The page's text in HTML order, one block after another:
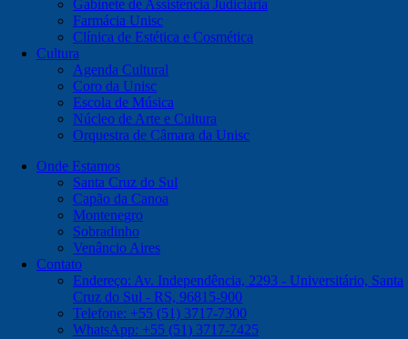
Gabinete de Assistência Judiciária
Farmácia Unisc
Clínica de Estética e Cosmética
Cultura
Agenda Cultural
Coro da Unisc
Escola de Música
Núcleo de Arte e Cultura
Orquestra de Câmara da Unisc
Onde Estamos
Santa Cruz do Sul
Capão da Canoa
Montenegro
Sobradinho
Venâncio Aires
Contato
Endereço: Av. Independência, 2293 - Universitário, Santa
Cruz do Sul - RS, 96815-900
Telefone: +55 (51) 3717-7300
WhatsApp: +55 (51) 3717-7425